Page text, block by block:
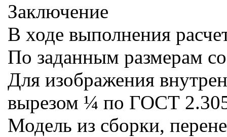
Заключение
В ходе выполнения
По заданным размерам
Для изображения
вырезом ¼ по ГОСТ
Модель из сборки,